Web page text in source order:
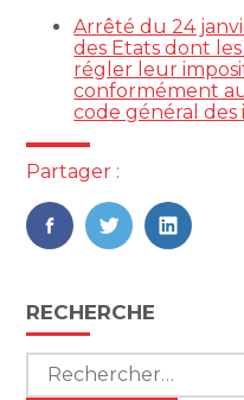
Arrêté du 24
des Etats dont
régler leur
conformément au
code général des
Partager :
FaceBook
TwitterLinkedIn
Blog
sidebar
RECHERCHE
Rechercher :